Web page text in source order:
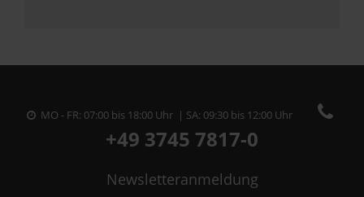
MO - FR: 07:00 bis 18:00 Uhr | SA: 09:30 bis 12:00 Uhr
+49 3745 7817-0
Newsletteranmeldung